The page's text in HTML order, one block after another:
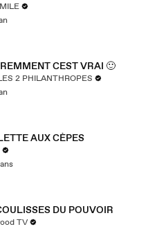
CEST VRAI 🙂
2 PHILANTHROPES
AUX CÈPES
DU POUVOIR
TV